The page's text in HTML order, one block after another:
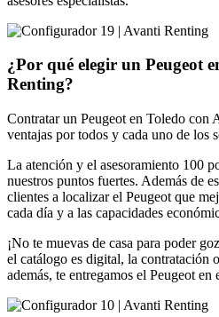
¿Por qué elegir un Peugeot
Renting?
Contratar un Peugeot en Toledo con
ventajas por todos y cada uno de los
La atención y el asesoramiento 100
nuestros puntos fuertes. Además de
clientes a localizar el Peugeot que
cada día y a las capacidades
¡No te muevas de casa para poder
el catálogo es digital, la contratación
además, te entregamos el Peugeot